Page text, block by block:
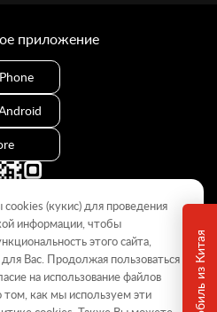
характер и не
положениями Статьи
приложение
(кукиc) для проведения
информации, чтобы
этого сайта,
Вас. Продолжая пользоваться
на использование файлов
как мы используем эти